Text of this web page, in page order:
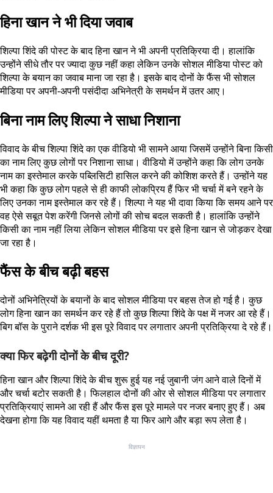
हिना खान ने भी दिया जवाब
शिल्पा शिंदे की पोस्ट के बाद हिना खान ने भी अपनी प्रतिक्रिया दी। हालांकि
उन्होंने सीधे तौर पर ज्यादा कुछ नहीं कहा लेकिन उनके सोशल मीडिया पोस्ट को
शिल्पा के बयान का जवाब माना जा रहा है। इसके बाद दोनों के फैंस भी सोशल
मीडिया पर अपनी-अपनी पसंदीदा अभिनेत्री के समर्थन में उतर आए।
बिना नाम लिए शिल्पा ने साधा निशाना
विवाद के बीच शिल्पा शिंदे का एक वीडियो भी सामने आया जिसमें उन्होंने बिना किसी
का नाम लिए कुछ लोगों पर निशाना साधा। वीडियो में उन्होंने कहा कि लोग उनके
नाम का इस्तेमाल करके पब्लिसिटी हासिल करने की कोशिश करते हैं। उन्होंने यह
भी कहा कि कुछ लोग पहले से ही काफी लोकप्रिय हैं फिर भी चर्चा में बने रहने के
लिए उनका नाम इस्तेमाल कर रहे हैं। शिल्पा ने यह भी दावा किया कि समय आने पर
वह ऐसे सबूत पेश करेंगी जिनसे लोगों की सोच बदल सकती है। हालांकि उन्होंने
किसी का नाम नहीं लिया लेकिन सोशल मीडिया पर इसे हिना खान से जोड़कर देखा
जा रहा है।
फैंस के बीच बढ़ी बहस
दोनों अभिनेत्रियों के बयानों के बाद सोशल मीडिया पर बहस तेज हो गई है। कुछ
लोग हिना खान का समर्थन कर रहे हैं तो कुछ शिल्पा शिंदे के पक्ष में नजर आ रहे हैं।
बिग बॉस के पुराने दर्शक भी इस पूरे विवाद पर लगातार अपनी प्रतिक्रिया दे रहे हैं।
क्या फिर बढ़ेगी दोनों के बीच दूरी?
हिना खान और शिल्पा शिंदे के बीच शुरू हुई यह नई जुबानी जंग आने वाले दिनों में
और चर्चा बटोर सकती है। फिलहाल दोनों की ओर से सोशल मीडिया पर लगातार
प्रतिक्रियाएं सामने आ रही हैं और फैंस इस पूरे मामले पर नजर बनाए हुए हैं। अब
देखना होगा कि यह विवाद यहीं थमता है या फिर आगे और बड़ा रूप लेता है।
विज्ञापन